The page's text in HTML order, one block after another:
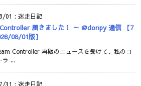
01 : 迷走日記
届きました！ ～ @donpy 通信 【7
08/01版】
Controller 再販のニュースを受けて、私のコ
ラ ...
31 : 迷走日記